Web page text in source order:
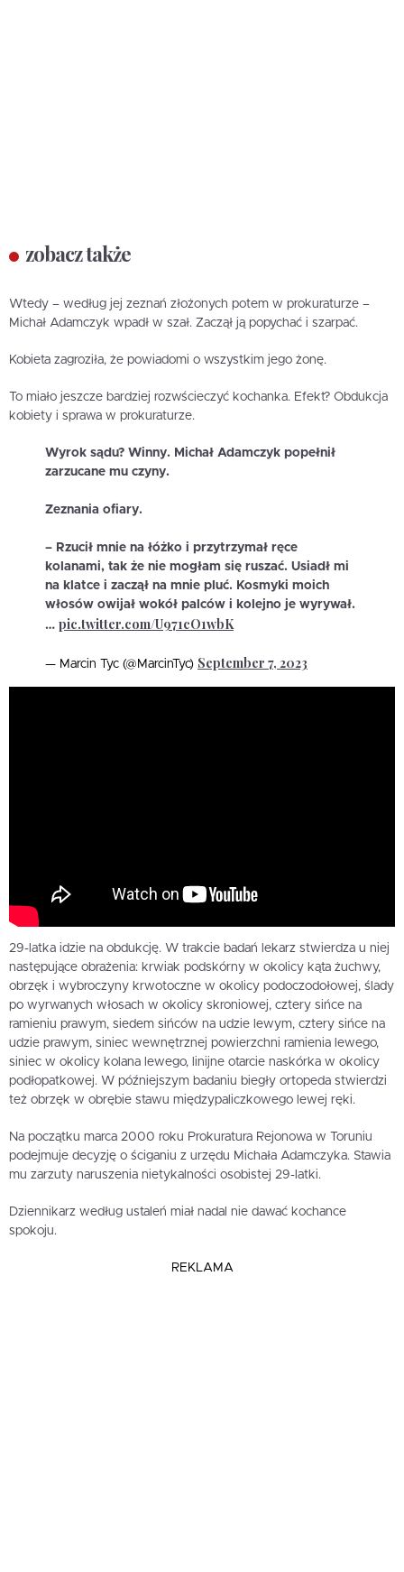
zobacz także
Wtedy – według jej zeznań złożonych potem w prokuraturze –
Michał Adamczyk wpadł w szał. Zaczął ją popychać i szarpać.
Kobieta zagroziła, że powiadomi o wszystkim jego żonę.
To miało jeszcze bardziej rozwścieczyć kochanka. Efekt? Obdukcja
kobiety i sprawa w prokuraturze.
Wyrok sądu? Winny. Michał Adamczyk popełnił
zarzucane mu czyny.
Zeznania ofiary.
– Rzucił mnie na łóżko i przytrzymał ręce
kolanami, tak że nie mogłam się ruszać. Usiadł mi
na klatce i zaczął na mnie pluć. Kosmyki moich
włosów owijał wokół palców i kolejno je wyrywał.
… pic.twitter.com/U971cO1wbK
— Marcin Tyc (@MarcinTyc) September 7, 2023
29-latka idzie na obdukcję. W trakcie badań lekarz stwierdza u niej
następujące obrażenia: krwiak podskórny w okolicy kąta żuchwy,
obrzęk i wybroczyny krwotoczne w okolicy podoczodołowej, ślady
po wyrwanych włosach w okolicy skroniowej, cztery sińce na
ramieniu prawym, siedem sińców na udzie lewym, cztery sińce na
udzie prawym, siniec wewnętrznej powierzchni ramienia lewego,
siniec w okolicy kolana lewego, linijne otarcie naskórka w okolicy
podłopatkowej. W późniejszym badaniu biegły ortopeda stwierdzi
też obrzęk w obrębie stawu międzypaliczkowego lewej ręki.
Na początku marca 2000 roku Prokuratura Rejonowa w Toruniu
podejmuje decyzję o ściganiu z urzędu Michała Adamczyka. Stawia
mu zarzuty naruszenia nietykalności osobistej 29-latki.
Dziennikarz według ustaleń miał nadal nie dawać kochance
spokoju.
REKLAMA